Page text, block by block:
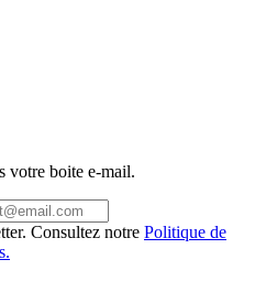
votre boite e-mail.
Consultez notre Politique de